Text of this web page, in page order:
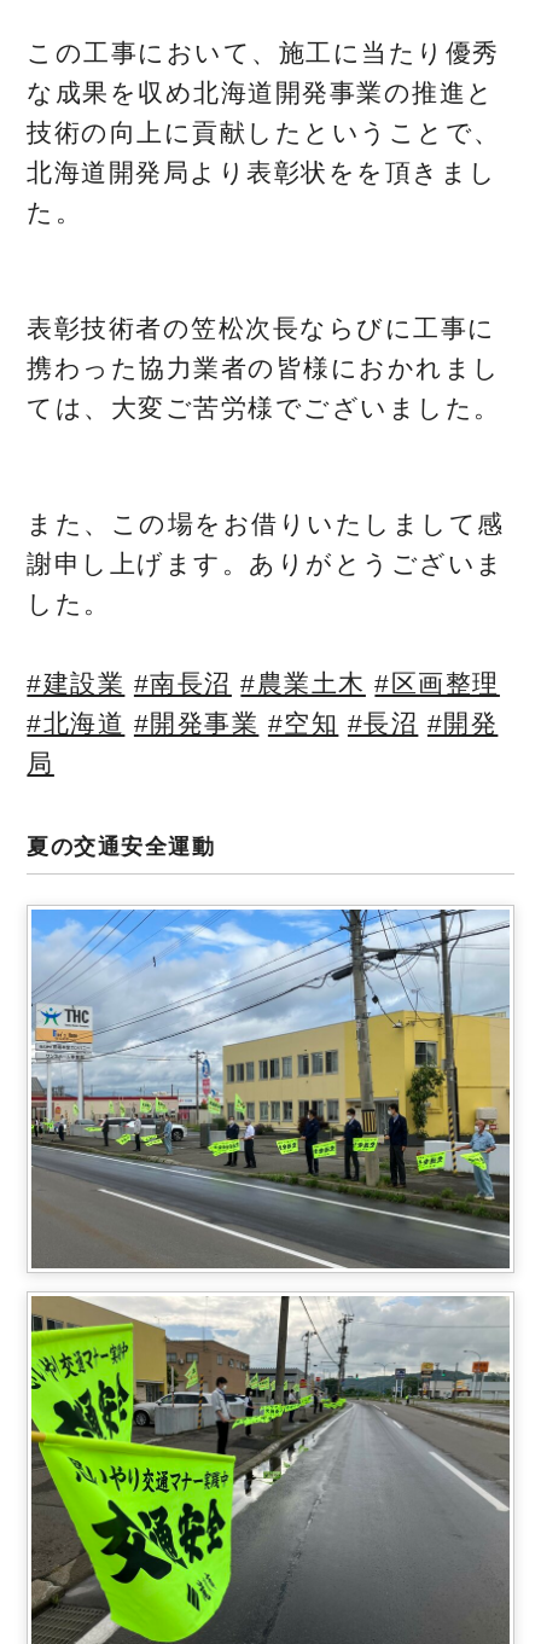
この工事において、施工に当たり優秀
な成果を収め北海道開発事業の推進と
技術の向上に貢献したということで、
北海道開発局より表彰状をを頂きまし
た。
表彰技術者の笠松次長ならびに工事に
携わった協力業者の皆様におかれまし
ては、大変ご苦労様でございました。
また、この場をお借りいたしまして感
謝申し上げます。ありがとうございま
した。
#建設業 #南長沼 #農業土木 #区画整理
#北海道 #開発事業 #空知 #長沼 #開発
局
夏の交通安全運動